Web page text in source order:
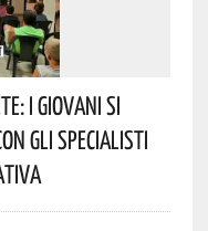
I Giovani Si
Gli Specialisti